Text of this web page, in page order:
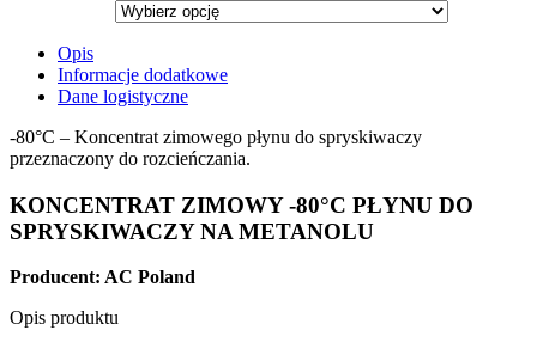
Opis
Informacje dodatkowe
Dane logistyczne
-80°C – Koncentrat zimowego płynu do spryskiwaczy
przeznaczony do rozcieńczania.
KONCENTRAT ZIMOWY -80°C PŁYNU DO
SPRYSKIWACZY NA METANOLU
Producent: AC Poland
Opis produktu